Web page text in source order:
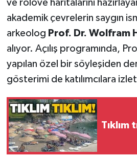
ve rölöve haritalarını
akademik çevrelerin saygın
arkeolog Prof. Dr. Wolfram
alıyor. Açılış programında,
yapılan özel bir söyleşiden
gösterimi de katılımcılara
Tıklım
Ulusal
Yaşam